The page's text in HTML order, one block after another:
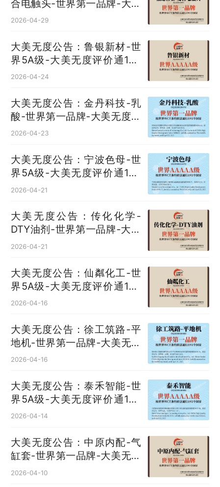
合电触头‌-世界第一品牌-大美
无度评价通193国
2026-04-29
大美无度公告：鲁银新材-世
界5A级-大美无度评价通193
国
2026-04-24
大美无度公告：金丹科技-乳
酸‌-世界第一品牌-大美无度评
价通193国
2026-04-23
大美无度公告：宁波色母-世
界5A级-大美无度评价通193
国
2026-04-21
大美无度公告：传化化学-
DTY油剂‌-世界第一品牌-大美
无度评价通193国
2026-04-21
大美无度公告：仙粼化工-世
界5A级-大美无度评价通193
国
2026-04-16
大美无度公告：徐工筑路-平
地机‌-世界第一品牌-大美无度
评价通193国
2026-04-16
大美无度公告：泰禾智能-世
界5A级-大美无度评价通193
国
2026-04-14
大美无度公告：中原内配-气
缸套‌-世界第一品牌-大美无度
评价通193国
2026-04-10